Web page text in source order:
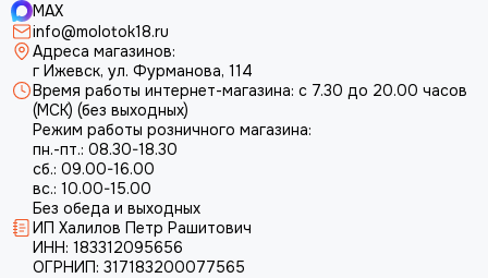
MAX
info@molotok18.ru
Адреса магазинов:
г Ижевск, ул. Фурманова, 114
Время работы интернет-магазина: с 7.30 до 20.00 часов
(МСК) (без выходных)
Режим работы розничного магазина:
пн.-пт.: 08.30-18.30
сб.: 09.00-16.00
вс.: 10.00-15.00
Без обеда и выходных
ИП Халилов Петр Рашитович
ИНН: 183312095656
ОГРНИП: 317183200077565